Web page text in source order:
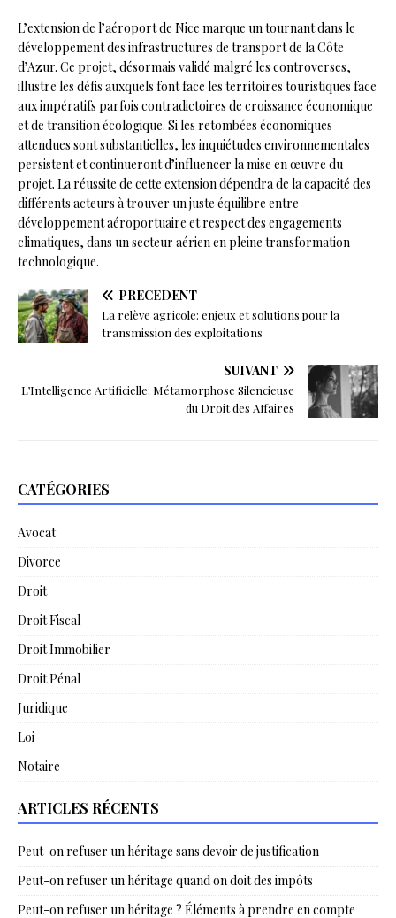
L’extension de l’aéroport de Nice marque un tournant dans le
développement des infrastructures de transport de la Côte
d’Azur. Ce projet, désormais validé malgré les controverses,
illustre les défis auxquels font face les territoires touristiques face
aux impératifs parfois contradictoires de croissance économique
et de transition écologique. Si les retombées économiques
attendues sont substantielles, les inquiétudes environnementales
persistent et continueront d’influencer la mise en œuvre du
projet. La réussite de cette extension dépendra de la capacité des
différents acteurs à trouver un juste équilibre entre
développement aéroportuaire et respect des engagements
climatiques, dans un secteur aérien en pleine transformation
technologique.
PRÉCÉDENT
La relève agricole: enjeux et solutions pour la
transmission des exploitations
SUIVANT
L’Intelligence Artificielle: Métamorphose Silencieuse
du Droit des Affaires
CATÉGORIES
Avocat
Divorce
Droit
Droit Fiscal
Droit Immobilier
Droit Pénal
Juridique
Loi
Notaire
ARTICLES RÉCENTS
Peut-on refuser un héritage sans devoir de justification
Peut-on refuser un héritage quand on doit des impôts
Peut-on refuser un héritage ? Éléments à prendre en compte